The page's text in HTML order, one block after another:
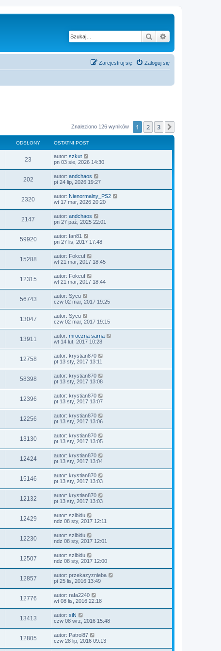
Szukaj
Zaloguj się
Zarejestruj się
Znaleziono 126 wyników 1 2 3
ODSŁONY OSTATNI POST
23 autor: szkut
pn 03 sie, 2026 14:30
202 autor: andchaos
pt 24 lip, 2026 19:27
2320 autor: Nienormalny_PS2
wt 17 mar, 2026 20:20
2147 autor: andchaos
pn 27 paź, 2025 22:01
59920 autor: fan81
pn 27 lis, 2017 17:48
15288 autor: Fokcuf
wt 21 mar, 2017 18:45
12315 autor: Fokcuf
wt 21 mar, 2017 18:44
56743 autor: Sycu
czw 02 mar, 2017 19:25
13047 autor: Sycu
czw 02 mar, 2017 19:15
13911 autor: mroczna sarna
wt 14 lut, 2017 10:28
12758 autor: krystian870
pt 13 sty, 2017 13:11
58398 autor: krystian870
pt 13 sty, 2017 13:08
12396 autor: krystian870
pt 13 sty, 2017 13:07
12256 autor: krystian870
pt 13 sty, 2017 13:06
13130 autor: krystian870
pt 13 sty, 2017 13:05
12424 autor: krystian870
pt 13 sty, 2017 13:04
15146 autor: krystian870
pt 13 sty, 2017 13:03
12132 autor: krystian870
pt 13 sty, 2017 13:03
12429 autor: szibidu
ndz 08 sty, 2017 12:11
12230 autor: szibidu
ndz 08 sty, 2017 12:01
12507 autor: szibidu
ndz 08 sty, 2017 12:00
12857 autor: przekazyznieba
pt 25 lis, 2016 13:49
12776 autor: rafa2240
wt 08 lis, 2016 22:18
13413 autor: siN
czw 08 wrz, 2016 15:48
12805 autor: Patrol87
czw 28 lip, 2016 09:13